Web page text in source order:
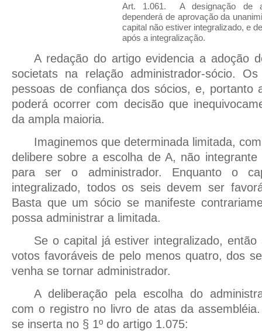
Art. 1.061. A designação de
dependerá de aprovação da
capital não estiver integralizado, e
após a integralização.
A redação do artigo evidencia a adoção
societats na relação administrador-sócio.
pessoas de confiança dos sócios, e, portanto
poderá ocorrer com decisão que
da ampla maioria.
Imaginemos que determinada limitada,
delibere sobre a escolha de A, não
para ser o administrador. Enquanto o
integralizado, todos os seis devem ser
Basta que um sócio se manifeste
possa administrar a limitada.
Se o capital já estiver integralizado,
votos favoráveis de pelo menos quatro, dos
venha se tornar administrador.
A deliberação pela escolha do
com o registro no livro de atas da
se inserta no § 1º do artigo 1.075: